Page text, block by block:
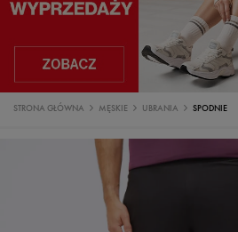
STRONA GŁÓWNA MĘSKIE UBRANIA SPODNIE